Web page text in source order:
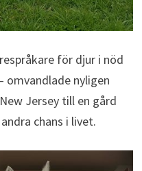
för djur i nöd
omvandlade nyligen
Jersey till en gård
chans i livet.